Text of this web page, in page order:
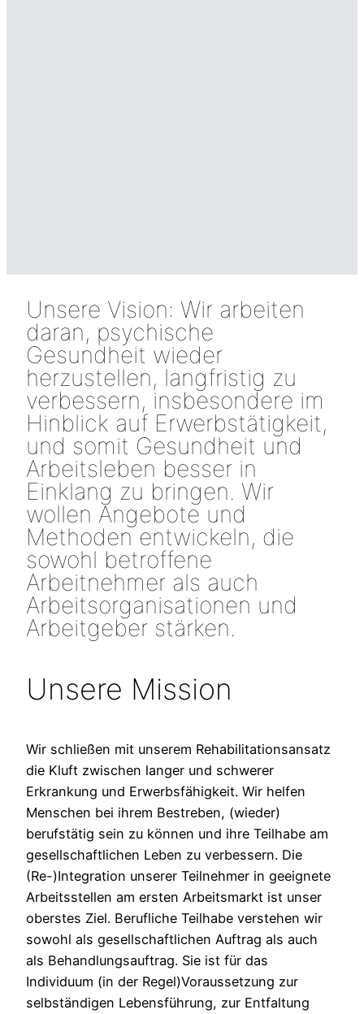
Unsere Vision: Wir arbeiten
daran, psychische
Gesundheit wieder
herzustellen, langfristig zu
verbessern, insbesondere im
Hinblick auf Erwerbstätigkeit,
und somit Gesundheit und
Arbeitsleben besser in
Einklang zu bringen. Wir
wollen Angebote und
Methoden entwickeln, die
sowohl betroffene
Arbeitnehmer als auch
Arbeitsorganisationen und
Arbeitgeber stärken.
Unsere Mission
Wir schließen mit unserem Rehabilitationsansatz
die Kluft zwischen langer und schwerer
Erkrankung und Erwerbsfähigkeit. Wir helfen
Menschen bei ihrem Bestreben, (wieder)
berufstätig sein zu können und ihre Teilhabe am
gesellschaftlichen Leben zu verbessern. Die
(Re-)Integration unserer Teilnehmer in geeignete
Arbeitsstellen am ersten Arbeitsmarkt ist unser
oberstes Ziel. Berufliche Teilhabe verstehen wir
sowohl als gesellschaftlichen Auftrag als auch
als Behandlungsauftrag. Sie ist für das
Individuum (in der Regel)Voraussetzung zur
selbständigen Lebensführung, zur Entfaltung